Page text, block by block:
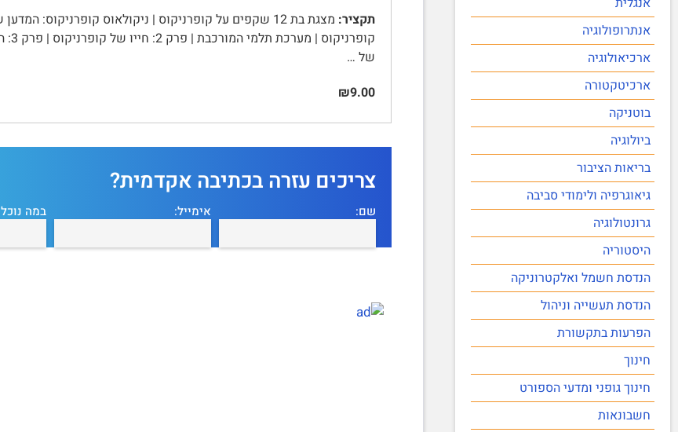
אנתרופולוגיה
ארכיאולוגיה
ארכיטקטורה
בוטניקה
ביולוגיה
בריאות הציבור
גיאוגרפיה ולימודי סביבה
גרונטולוגיה
היסטוריה
הנדסת חשמל ואלקטרוניקה
הנדסת תעשייה וניהול
הפרעות בתקשורת
חינוך
חינוך גופני ומדעי הספורט
חשבונאות
תקציר:
של …
₪9.00
צריכים עזרה בכתיבה אקדמית?
שם: אימייל: במה